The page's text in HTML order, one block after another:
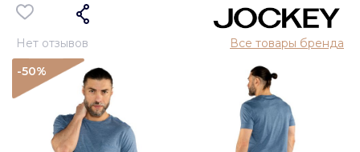
Нет отзывов
Все товары бренда
-50%